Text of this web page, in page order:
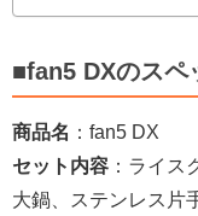
■fan5 DXのスペ
商品名 ：fan5 DX
セット内容 ：ライス
大鍋、ステンレス片